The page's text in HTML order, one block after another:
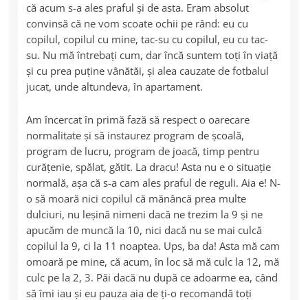
că acum s-a ales praful şi de asta. Eram absolut
convinsă că ne vom scoate ochii pe rând: eu cu
copilul, copilul cu mine, tac-su cu copilul, eu cu tac-
su. Nu mă întrebaţi cum, dar încă suntem toţi în viaţă
şi cu prea puţine vânătăi, şi alea cauzate de fotbalul
jucat, unde altundeva, în apartament.
Am încercat în primă fază să respect o oarecare
normalitate şi să instaurez program de şcoală,
program de lucru, program de joacă, timp pentru
curăţenie, spălat, gătit. La dracu! Asta nu e o situaţie
normală, aşa că s-a cam ales praful de reguli. Aia e! N-
o să moară nici copilul că mănâncă prea multe
dulciuri, nu leşină nimeni dacă ne trezim la 9 şi ne
apucăm de muncă la 10, nici dacă nu se mai culcă
copilul la 9, ci la 11 noaptea. Ups, ba da! Asta mă cam
omoară pe mine, că acum, în loc să mă culc la 12, mă
culc pe la 2, 3. Păi dacă nu după ce adoarme ea, când
să îmi iau şi eu pauza aia de ţi-o recomandă toţi